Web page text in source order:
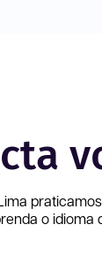
o idioma